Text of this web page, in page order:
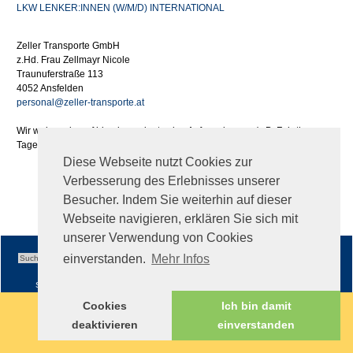
Diese Webseite nutzt Cookies zur
Verbesserung des Erlebnisses unserer
Besucher. Indem Sie weiterhin auf dieser
Webseite navigieren, erklären Sie sich mit
unserer Verwendung von Cookies
einverstanden. Mehr Infos
Cookies
deaktivieren
Ich bin damit
einverstanden
LKW LENKER:INNEN (W/M/D) INTERNATIONAL
Zeller Transporte GmbH
z.Hd. Frau Zellmayr Nicole
Traunuferstraße 113
4052 Ansfelden
personal@zeller-transporte.at
Wir weisen darauf hin, dass wir etwaige Aufwendungen (z.B. Fahrtkosen,
Tages- oder Nächtigungsgelder) im Zuge Ihrer Bewerbung nicht ersetzen.
Sitemap